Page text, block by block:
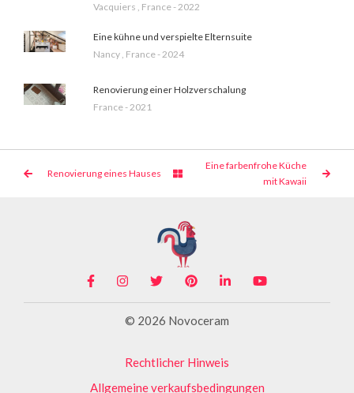
Vacquiers , France - 2022
Eine kühne und verspielte Elternsuite
Nancy , France - 2024
Renovierung einer Holzverschalung
France - 2021
Renovierung eines Hauses
Eine farbenfrohe Küche
mit Kawaii
© 2026 Novoceram
Rechtlicher Hinweis
Allgemeine verkaufsbedingungen